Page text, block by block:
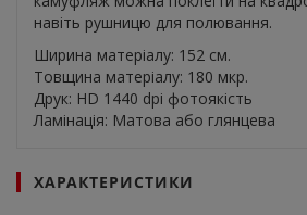
навіть рушницю для полювання.
Ширина матеріалу: 152 см.
Товщина матеріалу: 180 мкр.
Друк: HD 1440 dpi фотоякість
Ламінація: Матова або глянцева
ХАРАКТЕРИСТИКИ